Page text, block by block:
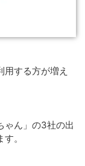
する方が増え
ゃん」の3社の出
。